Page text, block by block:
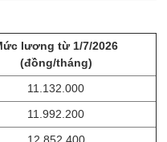
lương từ 1/7/2026
(đồng/tháng)
11.132.000
11.992.200